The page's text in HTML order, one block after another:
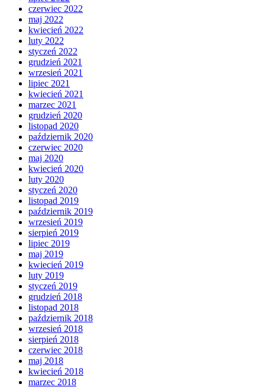
czerwiec 2022
maj 2022
kwiecień 2022
luty 2022
styczeń 2022
grudzień 2021
wrzesień 2021
lipiec 2021
kwiecień 2021
marzec 2021
grudzień 2020
listopad 2020
październik 2020
czerwiec 2020
maj 2020
kwiecień 2020
luty 2020
styczeń 2020
listopad 2019
październik 2019
wrzesień 2019
sierpień 2019
lipiec 2019
maj 2019
kwiecień 2019
luty 2019
styczeń 2019
grudzień 2018
listopad 2018
październik 2018
wrzesień 2018
sierpień 2018
czerwiec 2018
maj 2018
kwiecień 2018
marzec 2018